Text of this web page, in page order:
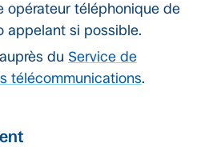
opérateur téléphonique de
appelant si possible.
du Service de
télécommunications.